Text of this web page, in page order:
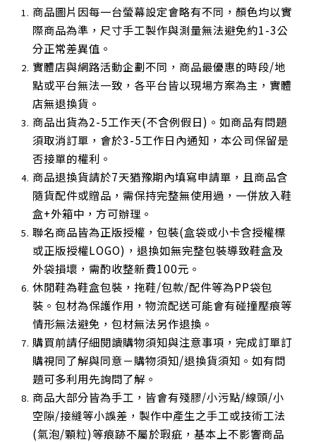
商品圖片因每一台螢幕設定會略有不同，顏色均以實
際商品為準，尺寸手工製作與測量無法避免約1-3公
分正常差異值。
實體店與網路活動企劃不同，商品最優惠的時段/地
點或平台無法一致，各平台皆以現場方案為主，實體
店無退換貨。
商品出貨為2-5工作天(不含例假日)。如商品有問題
須取消訂單，會於3-5工作日內通知，本公司保留是
否接單的權利。
商品退換貨請於7天猶豫期內填寫申請單，且商品含
隨貨配件或贈品，需保持完整無使用過，一併放入鞋
盒+外箱中，方可辦理。
聯名商品皆為正版授權，包裝(盒袋或小卡含授權標
或正版授權LOGO)，退換如無完整包裝導致鞋盒及
外袋損壞，需酌收整新費100元。
休閒鞋為鞋盒包裝，拖鞋/包款/配件等為PP袋包
裝。包材為保護作用，物流配送可能會有碰撞壓痕等
情形無法避免，包材無法另作退換。
購買前請仔細閱讀購物須知與注意事項，完成訂單訂
購視同了解與同意－購物須知/退換貨須知。如有問
題可多利用先詢問了解。
商品大部分皆為手工，皆會有殘膠/小污點/線頭/小
空隙/接縫等小誤差，製作中產生之手工或技術工法
(氣泡/顆粒)等痕跡不屬於瑕疵，基本上不影響商品